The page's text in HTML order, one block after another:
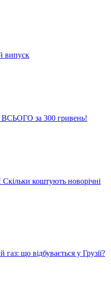
випуск
за 300 гривень!
коштують новорічні
що відбувається у Грузії?